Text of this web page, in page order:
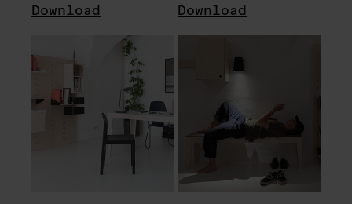
Download Download